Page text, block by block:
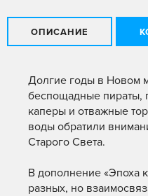
ОПИСАНИЕ
Долгие годы в Новом
беспощадные пираты,
каперы и отважные
воды обратили
Старого Света.
В дополнение «Эпоха
разных, но